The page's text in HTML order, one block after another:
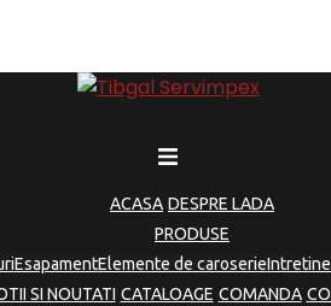
ACASA DESPRE LADA
PRODUSE
EsapamentElemente de caroserie
SI NOUTATI CATALOAGE COMANDA